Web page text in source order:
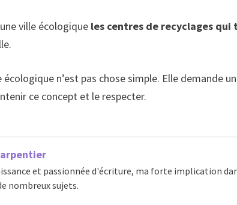
ville écologique les centres de recyclages
n’est pas chose simple. Elle demande
ce concept et le respecter.
et passionnée d'écriture, ma forte implication
nombreux sujets.